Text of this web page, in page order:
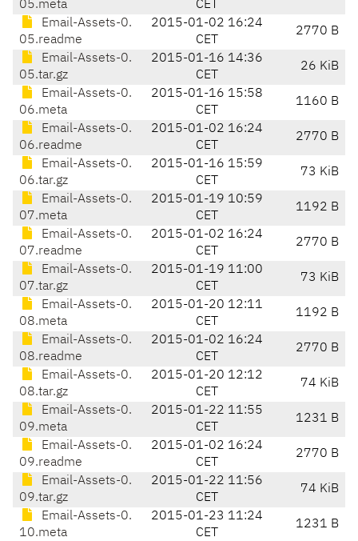
05.meta CET
Email-Assets-0.
05.readme
2015-01-02 16:24
CET
2770 B
Email-Assets-0.
05.tar.gz
2015-01-16 14:36
CET
26 KiB
Email-Assets-0.
06.meta
2015-01-16 15:58
CET
1160 B
Email-Assets-0.
06.readme
2015-01-02 16:24
CET
2770 B
Email-Assets-0.
06.tar.gz
2015-01-16 15:59
CET
73 KiB
Email-Assets-0.
07.meta
2015-01-19 10:59
CET
1192 B
Email-Assets-0.
07.readme
2015-01-02 16:24
CET
2770 B
Email-Assets-0.
07.tar.gz
2015-01-19 11:00
CET
73 KiB
Email-Assets-0.
08.meta
2015-01-20 12:11
CET
1192 B
Email-Assets-0.
08.readme
2015-01-02 16:24
CET
2770 B
Email-Assets-0.
08.tar.gz
2015-01-20 12:12
CET
74 KiB
Email-Assets-0.
09.meta
2015-01-22 11:55
CET
1231 B
Email-Assets-0.
09.readme
2015-01-02 16:24
CET
2770 B
Email-Assets-0.
09.tar.gz
2015-01-22 11:56
CET
74 KiB
Email-Assets-0.
10.meta
2015-01-23 11:24
CET
1231 B